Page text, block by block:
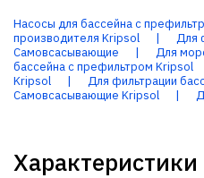
Насосы для бассейна с
производителя Kripsol
| Для
Самовсасывающие
| Для
бассейна с префильтром Kripsol
Kripsol
| Для фильтрации
Самовсасывающие Kripsol
|
Характеристики